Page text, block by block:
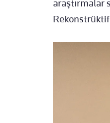
araştırmalar